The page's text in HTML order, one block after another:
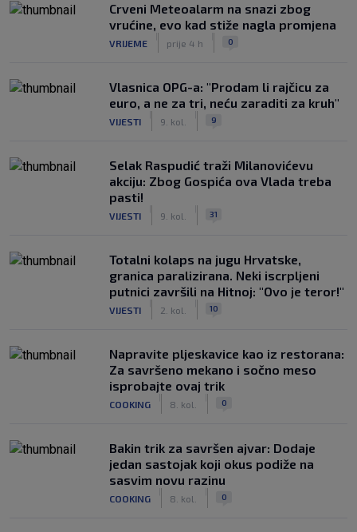
Crveni Meteoalarm na snazi zbog
vrućine, evo kad stiže nagla promjena
VRIJEME prije 4 h 0
Vlasnica OPG-a: "Prodam li rajčicu za
euro, a ne za tri, neću zaraditi za kruh"
VIJESTI 9. kol. 9
Selak Raspudić traži Milanovićevu
akciju: Zbog Gospića ova Vlada treba
pasti!
VIJESTI 9. kol. 31
Totalni kolaps na jugu Hrvatske,
granica paralizirana. Neki iscrpljeni
putnici završili na Hitnoj: "Ovo je teror!"
VIJESTI 2. kol. 10
Napravite pljeskavice kao iz restorana:
Za savršeno mekano i sočno meso
isprobajte ovaj trik
COOKING 8. kol. 0
Bakin trik za savršen ajvar: Dodaje
jedan sastojak koji okus podiže na
sasvim novu razinu
COOKING 8. kol. 0